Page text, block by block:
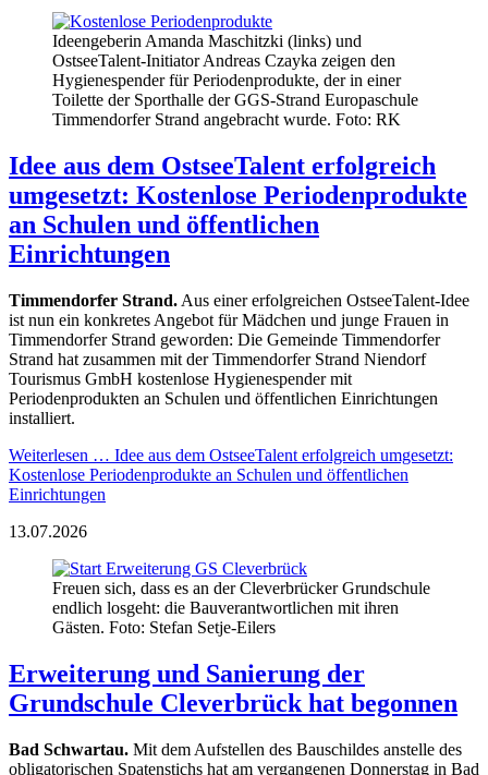
Ideengeberin Amanda Maschitzki (links) und
OstseeTalent-Initiator Andreas Czayka zeigen den
Hygienespender für Periodenprodukte, der in einer
Toilette der Sporthalle der GGS-Strand Europaschule
Timmendorfer Strand angebracht wurde. Foto: RK
Idee aus dem OstseeTalent erfolgreich
umgesetzt: Kostenlose Periodenprodukte
an Schulen und öffentlichen
Einrichtungen
Timmendorfer Strand. Aus einer erfolgreichen OstseeTalent-Idee
ist nun ein konkretes Angebot für Mädchen und junge Frauen in
Timmendorfer Strand geworden: Die Gemeinde Timmendorfer
Strand hat zusammen mit der Timmendorfer Strand Niendorf
Tourismus GmbH kostenlose Hygienespender mit
Periodenprodukten an Schulen und öffentlichen Einrichtungen
installiert.
Weiterlesen … Idee aus dem OstseeTalent erfolgreich umgesetzt:
Kostenlose Periodenprodukte an Schulen und öffentlichen
Einrichtungen
13.07.2026
Freuen sich, dass es an der Cleverbrücker Grundschule
endlich losgeht: die Bauverantwortlichen mit ihren
Gästen. Foto: Stefan Setje-Eilers
Erweiterung und Sanierung der
Grundschule Cleverbrück hat begonnen
Bad Schwartau. Mit dem Aufstellen des Bauschildes anstelle des
obligatorischen Spatenstichs hat am vergangenen Donnerstag in Bad